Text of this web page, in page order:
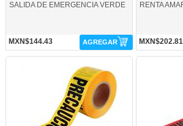
SALIDA DE EMERGENCIA VERDE
MXN$144.43 AGREGAR
RENTA
MXN$202.81